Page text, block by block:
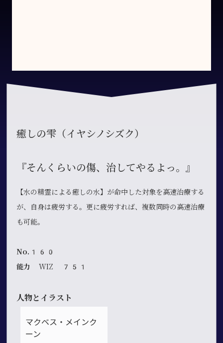
癒しの雫（イヤシノシズク）
『そんくらいの傷、治してやるよっ。』
【水の精霊による癒しの水】が命中した対象を高速治療する
が、自身は疲労する。更に疲労すれば、複数同時の高速治療
も可能。
No.160
能力WIZ 751
人物とイラスト
マクベス・メインク
ーン